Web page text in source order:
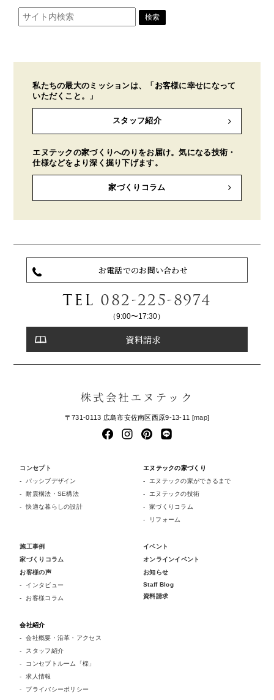
私たちの最大のミッションは、「お客様に幸せになって
いただくこと。」
スタッフ紹介
エヌテックの家づくりへのりをお届け。気になる技術・
仕様などをより深く掘り下げます。
家づくりコラム
お電話でのお問い合わせ
TEL 082-225-8974
（9:00〜17:30）
資料請求
株式会社エヌテック
〒731-0113 広島市安佐南区西原9-13-11 [map]
コンセプト
パッシブデザイン
耐震構法・SE構法
快適な暮らしの設計
エヌテックの家づくり
エヌテックの家ができるまで
エヌテックの技術
家づくりコラム
リフォーム
施工事例
家づくりコラム
お客様の声
インタビュー
お客様コラム
イベント
オンラインイベント
お知らせ
Staff Blog
資料請求
会社紹介
会社概要・沿革・アクセス
スタッフ紹介
コンセプトルーム「檪」
求人情報
プライバシーポリシー